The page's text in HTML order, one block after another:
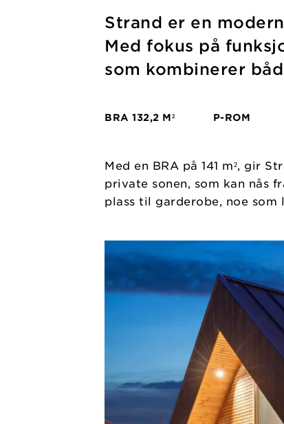
Strand er en
Med fokus på
som kombinerer
BRA 132,2 M² P-ROM
Med en BRA på 141 m², gir
private sonen, som kan nås
plass til garderobe, noe